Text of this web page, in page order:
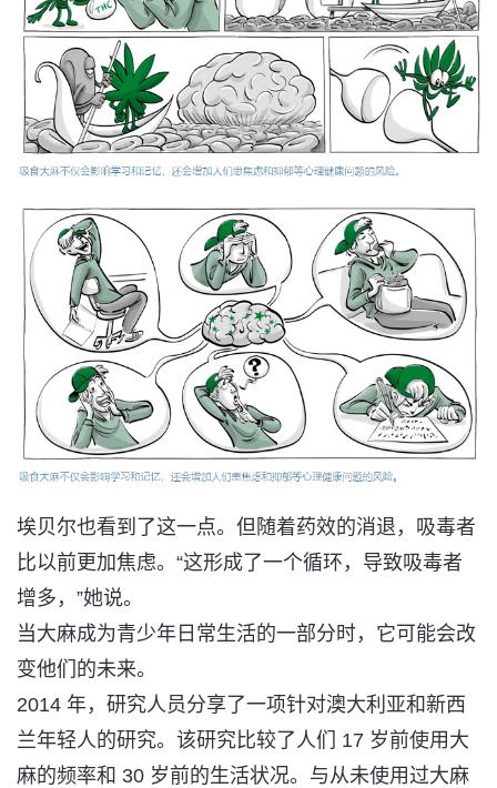
埃贝尔也看到了这一点。但随着药效的消退，吸毒者
比以前更加焦虑。“这形成了一个循环，导致吸毒者
增多，”她说。
当大麻成为青少年日常生活的一部分时，它可能会改
变他们的未来。
2014 年，研究人员分享了一项针对澳大利亚和新西
兰年轻人的研究。该研究比较了人们 17 岁前使用大
麻的频率和 30 岁前的生活状况。与从未使用过大麻